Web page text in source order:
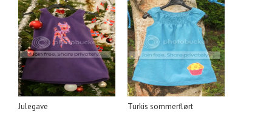
Julegave Turkis sommerflørt